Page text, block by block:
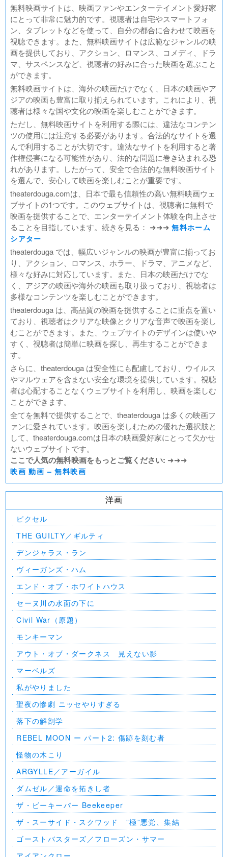
無料映画サイトは、映画ファンやエンターテイメント愛好家
にとって非常に魅力的です。視聴者は自宅やスマートフォ
ン、タブレットなどを使って、自分の都合に合わせて映画を
視聴できます。また、無料映画サイトは広範なジャンルの映
画を提供しており、アクション、ロマンス、コメディ、ドラ
マ、サスペンスなど、視聴者の好みに合った映画を選ぶこと
ができます。
無料映画サイトは、海外の映画だけでなく、日本の映画やア
ジアの映画も豊富に取り揃えられています。これにより、視
聴者は様々な国や文化の映画を楽しむことができます。
ただし、無料映画サイトを利用する際には、違法なコンテン
ツの使用には注意する必要があります。合法的なサイトを選
んで利用することが大切です。違法なサイトを利用すると著
作権侵害になる可能性があり、法的な問題に巻き込まれる恐
れがあります。したがって、安全で合法的な無料映画サイト
を選んで、安心して映画を楽しむことが重要です。
theaterdouga.comは、日本で最も信頼性の高い無料映画ウェ
ブサイトの1つです。このウェブサイトは、視聴者に無料で
映画を提供することで、エンターテイメント体験を向上させ
ることを目指しています。続きを見る： ➜➜➜無料ホーム
シアター
theaterdouga では、幅広いジャンルの映画が豊富に揃ってお
り、アクション、ロマンス、ホラー、ドラマ、アニメなど、
様々な好みに対応しています。また、日本の映画だけでな
く、アジアの映画や海外の映画も取り扱っており、視聴者は
多様なコンテンツを楽しむことができます。
theaterdouga は、高品質の映画を提供することに重点を置い
ており、視聴者はクリアな映像とクリアな音声で映画を楽し
むことができます。また、ウェブサイトのデザインは使いや
すく、視聴者は簡単に映画を探し、再生することができま
す。
さらに、theaterdouga は安全性にも配慮しており、ウイルス
やマルウェアを含まない安全な環境を提供しています。視聴
者は心配することなくウェブサイトを利用し、映画を楽しむ
ことができます。
全てを無料で提供することで、theaterdouga は多くの映画フ
ァンに愛されています。映画を楽しむための優れた選択肢と
して、theaterdouga.comは日本の映画愛好家にとって欠かせ
ないウェブサイトです。
ここで人気の無料映画をもっとご覧ください: ➜➜➜
映画 動画 – 無料映画
洋画
ピクセル
THE GUILTY／ギルティ
デンジャラス・ラン
ヴィーガンズ・ハム
エンド・オブ・ホワイトハウス
セーヌ川の水面の下に
Civil War（原題）
モンキーマン
アウト・オブ・ダークネス 見えない影
マーベルズ
私がやりました
聖夜の惨劇 ニッセやりすぎる
落下の解剖学
REBEL MOON ー パート2: 傷跡を刻む者
怪物の木こり
ARGYLLE／アーガイル
ダムゼル／運命を拓きし者
ザ・ビーキーパー Beekeeper
ザ・スーサイド・スクワッド ”極”悪党、集結
ゴーストバスターズ／フローズン・サマー